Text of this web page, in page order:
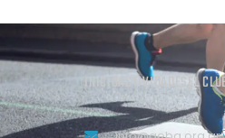
INICIOACTIVIDADES EL